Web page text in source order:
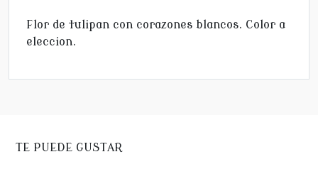
Flor de tulipan con corazones blancos. Color a
eleccion.
TE PUEDE GUSTAR